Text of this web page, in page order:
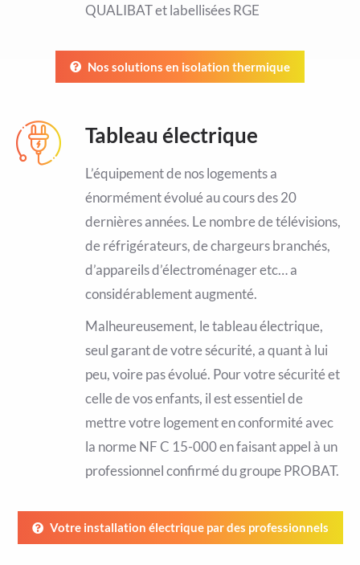
QUALIBAT et labellisées RGE
Nos solutions en isolation thermique
Tableau électrique
L’équipement de nos logements a
énormément évolué au cours des 20
dernières années. Le nombre de télévisions,
de réfrigérateurs, de chargeurs branchés,
d’appareils d’électroménager etc… a
considérablement augmenté.
Malheureusement, le tableau électrique,
seul garant de votre sécurité, a quant à lui
peu, voire pas évolué. Pour votre sécurité et
celle de vos enfants, il est essentiel de
mettre votre logement en conformité avec
la norme NF C 15-000 en faisant appel à un
professionnel confirmé du groupe PROBAT.
Votre installation électrique par des professionnels